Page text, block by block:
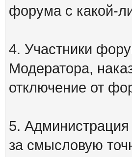
форума с какой-
4. Участники
Модератора,
отключение от
5.
за смысловую